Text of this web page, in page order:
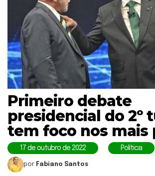
Primeiro debate
presidencial do 2º
tem foco nos mais
17 de outubro de 2022 Política
por Fabiano Santos